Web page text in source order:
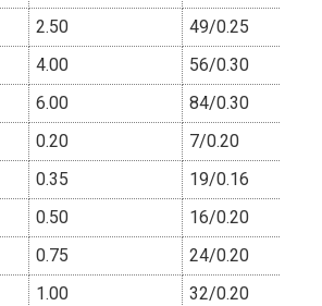
2.50
49/0.25
4.00
56/0.30
6.00
84/0.30
0.20
7/0.20
0.35
19/0.16
0.50
16/0.20
0.75
24/0.20
1.00
32/0.20